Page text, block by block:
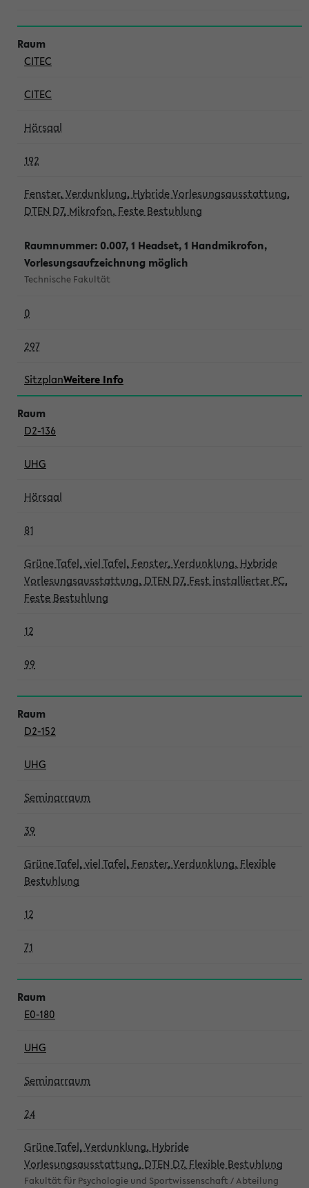
CITEC
CITEC
Hörsaal
192
Fenster, Verdunklung, Hybride Vorlesungsausstattung,
DTEN D7, Mikrofon, Feste Bestuhlung
Raumnummer: 0.007, 1 Headset, 1 Handmikrofon,
Vorlesungsaufzeichnung möglich
Technische Fakultät
0
297
SitzplanWeitere Info
D2-136
UHG
Hörsaal
81
Grüne Tafel, viel Tafel, Fenster, Verdunklung, Hybride
Vorlesungsausstattung, DTEN D7, Fest installierter PC,
Feste Bestuhlung
12
99
D2-152
UHG
Seminarraum
39
Grüne Tafel, viel Tafel, Fenster, Verdunklung, Flexible
Bestuhlung
12
71
E0-180
UHG
Seminarraum
24
Grüne Tafel, Verdunklung, Hybride
Vorlesungsausstattung, DTEN D7, Flexible Bestuhlung
Fakultät für Psychologie und Sportwissenschaft / Abteilung